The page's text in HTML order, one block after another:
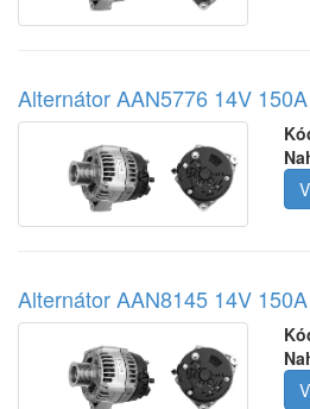
Alternátor AAN5776 14V 150A
Alternátor AAN8145 14V 150A